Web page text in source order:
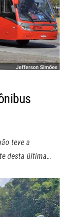
teve a
desta última…